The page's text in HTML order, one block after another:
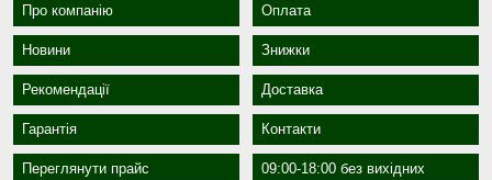
Про компанію Оплата
Новини Знижки
Рекомендації Доставка
Гарантія Контакти
Переглянути прайс 09:00-18:00 без вихідних